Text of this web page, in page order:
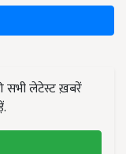
सभी लेटेस्ट ख़बरें